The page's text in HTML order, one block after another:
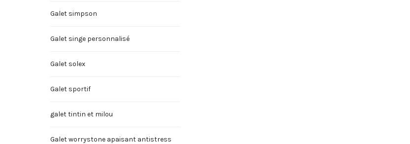
Galet simpson
Galet singe personnalisé
Galet solex
Galet sportif
galet tintin et milou
Galet worrystone apaisant antistress